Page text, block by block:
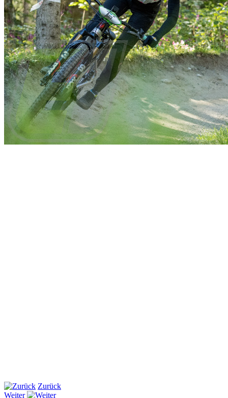
Zurück
Weiter